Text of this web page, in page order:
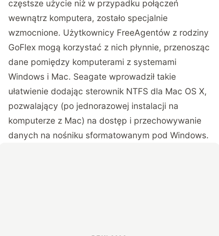
częstsze użycie niż w przypadku połączeń
wewnątrz komputera, zostało specjalnie
wzmocnione. Użytkownicy FreeAgentów z rodziny
GoFlex mogą korzystać z nich płynnie, przenosząc
dane pomiędzy komputerami z systemami
Windows i Mac. Seagate wprowadził takie
ułatwienie dodając sterownik NTFS dla Mac OS X,
pozwalający (po jednorazowej instalacji na
komputerze z Mac) na dostęp i przechowywanie
danych na nośniku sformatowanym pod Windows.